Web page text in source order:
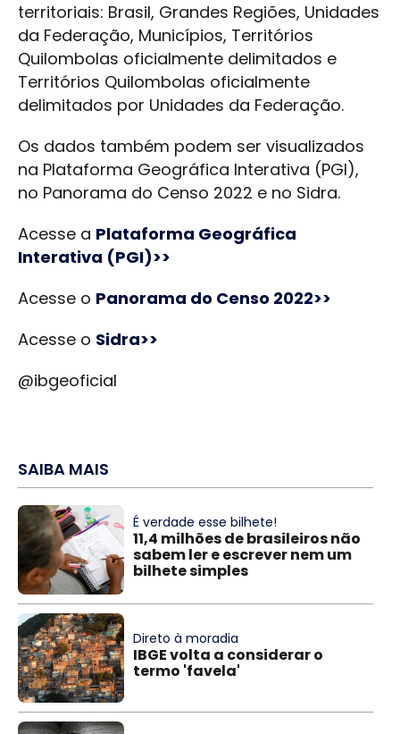
territoriais: Brasil, Grandes Regiões, Unidades
da Federação, Municípios, Territórios
Quilombolas oficialmente delimitados e
Territórios Quilombolas oficialmente
delimitados por Unidades da Federação.
Os dados também podem ser visualizados
na Plataforma Geográfica Interativa (PGI),
no Panorama do Censo 2022 e no Sidra.
Acesse a Plataforma Geográfica
Interativa (PGI)>>
Acesse o Panorama do Censo 2022>>
Acesse o Sidra>>
@ibgeoficial
SAIBA MAIS
É verdade esse bilhete!
11,4 milhões de brasileiros não
sabem ler e escrever nem um
bilhete simples
Direto à moradia
IBGE volta a considerar o
termo 'favela'